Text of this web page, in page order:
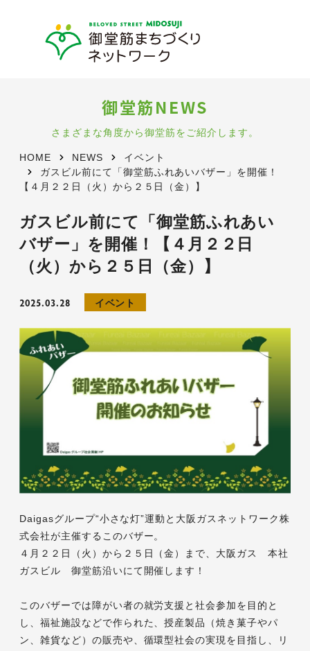
御堂筋NEWS
さまざまな角度から御堂筋をご紹介します。
HOME NEWS
イベント
ガスビル前にて「御堂筋ふれあいバザー」を開催！
【４月２２日（火）から２５日（金）】
ガスビル前にて「御堂筋ふれあい
バザー」を開催！【４月２２日
（火）から２５日（金）】
2025.03.28 イベント
Daigasグループ“小さな灯”運動と大阪ガスネットワーク株
式会社が主催するこのバザー。
４月２２日（火）から２５日（金）まで、大阪ガス 本社
ガスビル 御堂筋沿いにて開催します！
このバザーでは障がい者の就労支援と社会参加を目的と
し、福祉施設などで作られた、授産製品（焼き菓子やパ
ン、雑貨など）の販売や、循環型社会の実現を目指し、リ